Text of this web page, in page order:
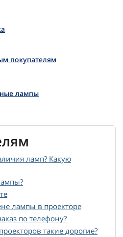
покупателям
лампы
ламп? Какую
лампы в проекторе
по телефону?
такие дорогие?